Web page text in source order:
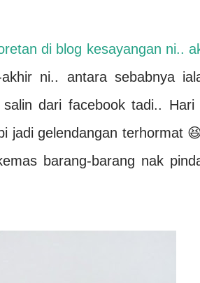
di blog kesayangan ni..
ni.. antara sebabnya
dari facebook tadi.. Hari
jadi gelendangan terhormat
barang-barang nak